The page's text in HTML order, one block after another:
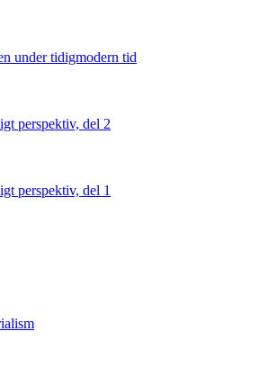
under tidigmodern tid
perspektiv, del 2
perspektiv, del 1